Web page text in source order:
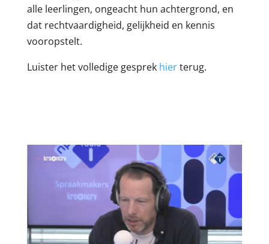
alle leerlingen, ongeacht hun achtergrond, en
dat rechtvaardigheid, gelijkheid en kennis
vooropstelt.
Luister het volledige gesprek hierterug.